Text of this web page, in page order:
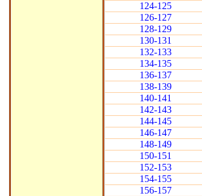
124-125
126-127
128-129
130-131
132-133
134-135
136-137
138-139
140-141
142-143
144-145
146-147
148-149
150-151
152-153
154-155
156-157